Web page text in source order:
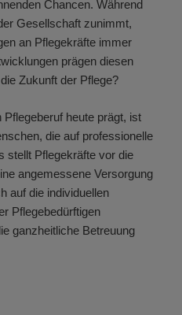
Chancen. Während
Gesellschaft zunimmt,
an Pflegekräfte immer
prägen diesen
Zukunft der Pflege?
heute prägt, ist
die auf professionelle
stellt Pflegekräfte vor die
angemessene Versorgung
auf die individuellen
Pflegebedürftigen
ganzheitliche Betreuung